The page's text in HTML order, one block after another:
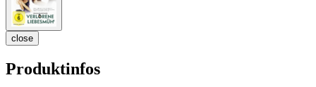
close
Produktinfos